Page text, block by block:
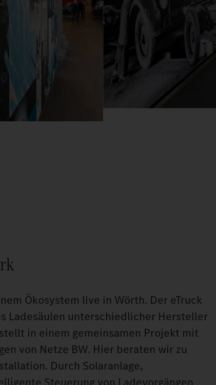
Ökosystem live in Wörth. Der eTruck
Ladesäulen unterschiedlicher Hersteller
in einem gemeinsamen Projekt mit
von Netze BW. Hier beraten wir zu
Durch Solaranlage,